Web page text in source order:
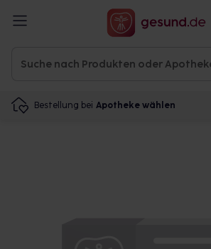
Bestellung bei Apotheke wählen